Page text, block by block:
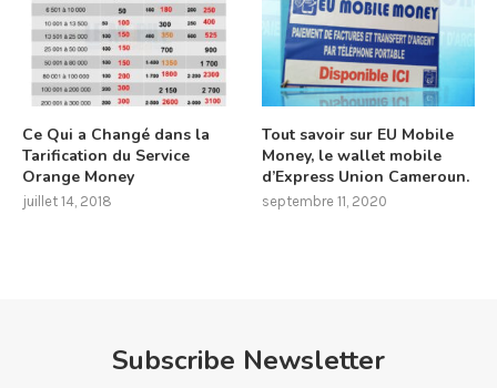
Ce Qui a Changé dans la
Tarification du Service
Orange Money
juillet 14, 2018
Tout savoir sur EU Mobile
Money, le wallet mobile
d’Express Union Cameroun.
septembre 11, 2020
Subscribe Newsletter